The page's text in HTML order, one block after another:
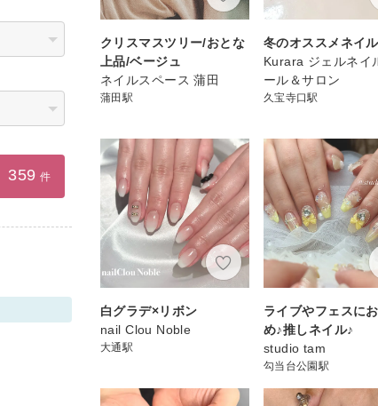
クリスマスツリー/おとな
上品/ベージュ
ネイルスペース 蒲田
蒲田駅
冬のオススメネイル
Kurara ジェルネイ
ール＆サロン
久宝寺口駅
白グラデ×リボン
nail Clou Noble
大通駅
ライブやフェスに
め♪推しネイル♪
studio tam
勾当台公園駅
359 件